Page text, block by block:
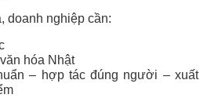
doanh nghiệp cần:
hóa Nhật
– hợp tác đúng người – xuất